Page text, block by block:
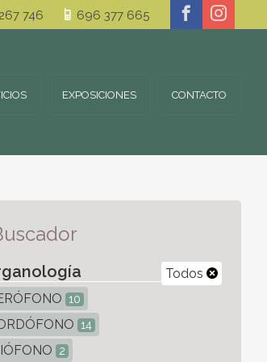
746 696 377 665
EXPOSICIONES CONTACTO
Todos
10
14
2